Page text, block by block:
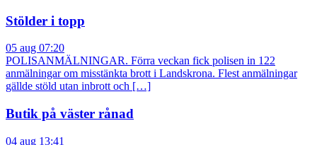
Stölder i topp
05 aug 07:20
POLISANMÄLNINGAR. Förra veckan fick polisen in 122
anmälningar om misstänkta brott i Landskrona. Flest anmälningar
gällde stöld utan inbrott och […]
Butik på väster rånad
04 aug 13:41